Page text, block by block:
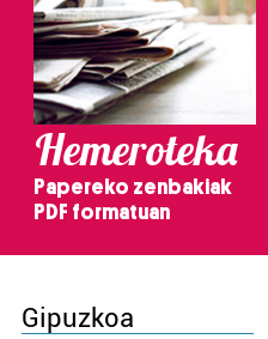
Hemeroteka
Papereko zenbakiak
PDF formatuan
Gipuzkoa